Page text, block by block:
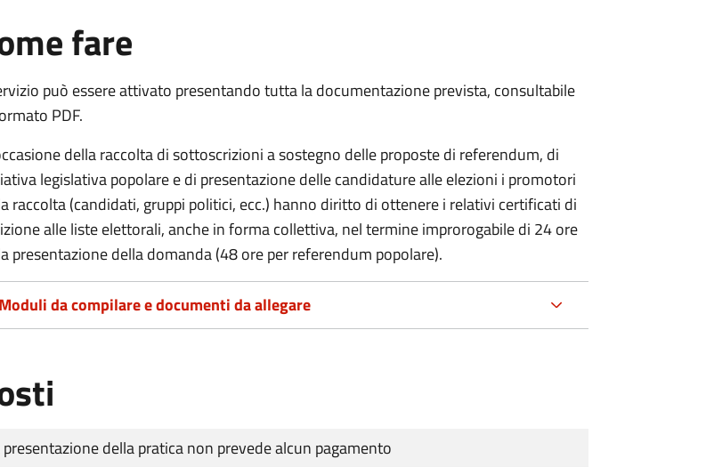
fare
può essere attivato presentando tutta la documentazione prevista, consultabile
PDF.
della raccolta di sottoscrizioni a sostegno delle proposte di referendum, di
legislativa popolare e di presentazione delle candidature alle elezioni i promotori
raccolta (candidati, gruppi politici, ecc.) hanno diritto di ottenere i relativi certificati di
alle liste elettorali, anche in forma collettiva, nel termine improrogabile di 24 ore
presentazione della domanda (48 ore per referendum popolare).
Moduli da compilare e documenti da allegare
di pagamento
presentazione della pratica non prevede alcun pagamento